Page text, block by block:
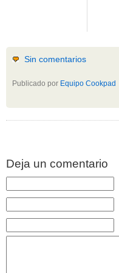
Sin comentarios
Publicado por Equipo Cookpad
Deja un comentario